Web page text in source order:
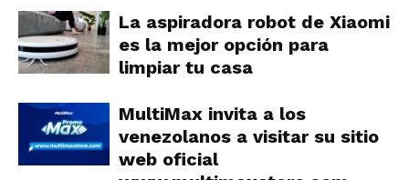
La aspiradora robot de Xiaomi
es la mejor opción para
limpiar tu casa
MultiMax invita a los
venezolanos a visitar su sitio
web oficial